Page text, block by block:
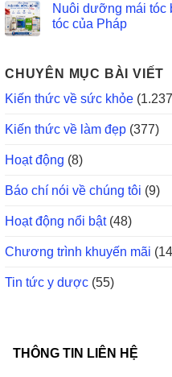
Nuôi dưỡng mái tóc
tóc của Pháp
CHUYÊN MỤC BÀI VIẾT
Kiến thức về sức khỏe
Kiến thức về làm đẹp (377)
Hoạt động (8)
Báo chí nói về chúng tôi (9)
Hoạt động nổi bật(48)
Chương trình khuyến mãi
Tin tức y dược (55)
THÔNG TIN LIÊN HỆ